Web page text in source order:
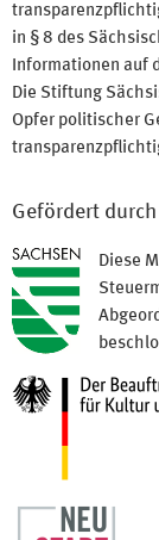
in § 8 des
Informationen auf
Die Stiftung
Opfer politischer
Gefördert durch
Diese